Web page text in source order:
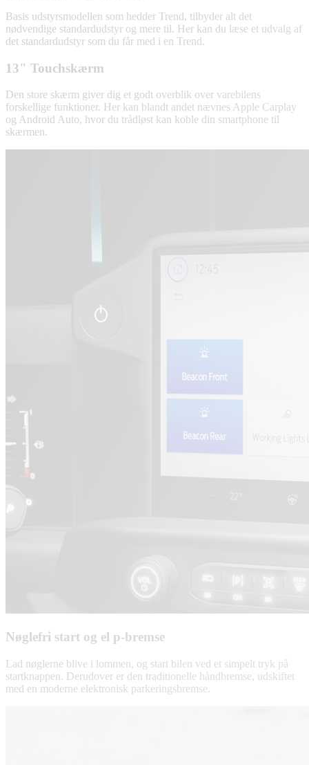
Basis udstyrsmodellen som hedder Trend, tilbyder alt det
nødvendige standardudstyr og mere til. Her kan du læse et udvalg af
det standardudstyr som du får med i en Trend.
13" Touchskærm
Den store skærm giver dig et godt overblik over varebilens
forskellige funktioner. Her kan blandt andet nævnes Apple Carplay
og Android Auto, hvor du trådløst kan koble din smartphone til
skærmen.
Nøglefri start og el p-bremse
Lad nøglerne blive i lommen, og start bilen ved et simpelt tryk på
startknappen. Derudover er den traditionelle håndbremse, udskiftet
med en moderne elektronisk parkeringsbremse.